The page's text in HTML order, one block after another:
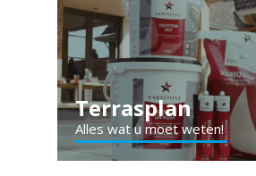
Terrasplan
Alles wat u moet weten!